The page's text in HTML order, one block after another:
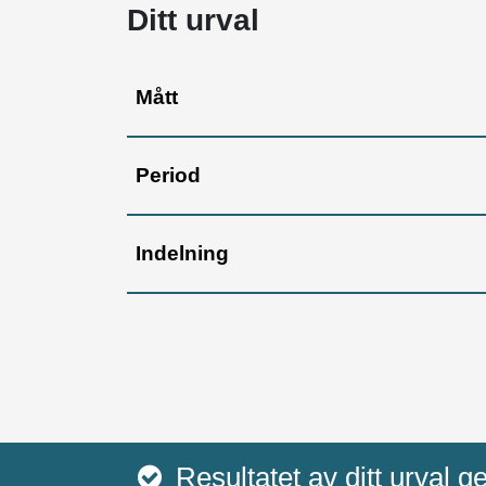
Ditt urval
Mått
Period
Indelning
Resultatet av ditt urval